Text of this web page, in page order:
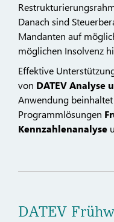
Danach sind
Mandanten auf
möglichen Insolvenz
Effektive
von DATEV Analyse
Anwendung
Programmlösungen
Kennzahlenanalyse
DATEV